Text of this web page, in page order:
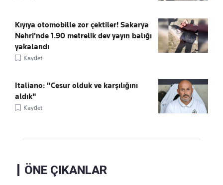
Kıyıya otomobille zor çektiler! Sakarya
Nehri'nde 1.90 metrelik dev yayın balığı
yakalandı
Kaydet
Italiano: "Cesur olduk ve karşılığını
aldık"
Kaydet
ÖNE ÇIKANLAR